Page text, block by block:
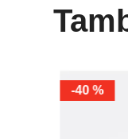
-40 %